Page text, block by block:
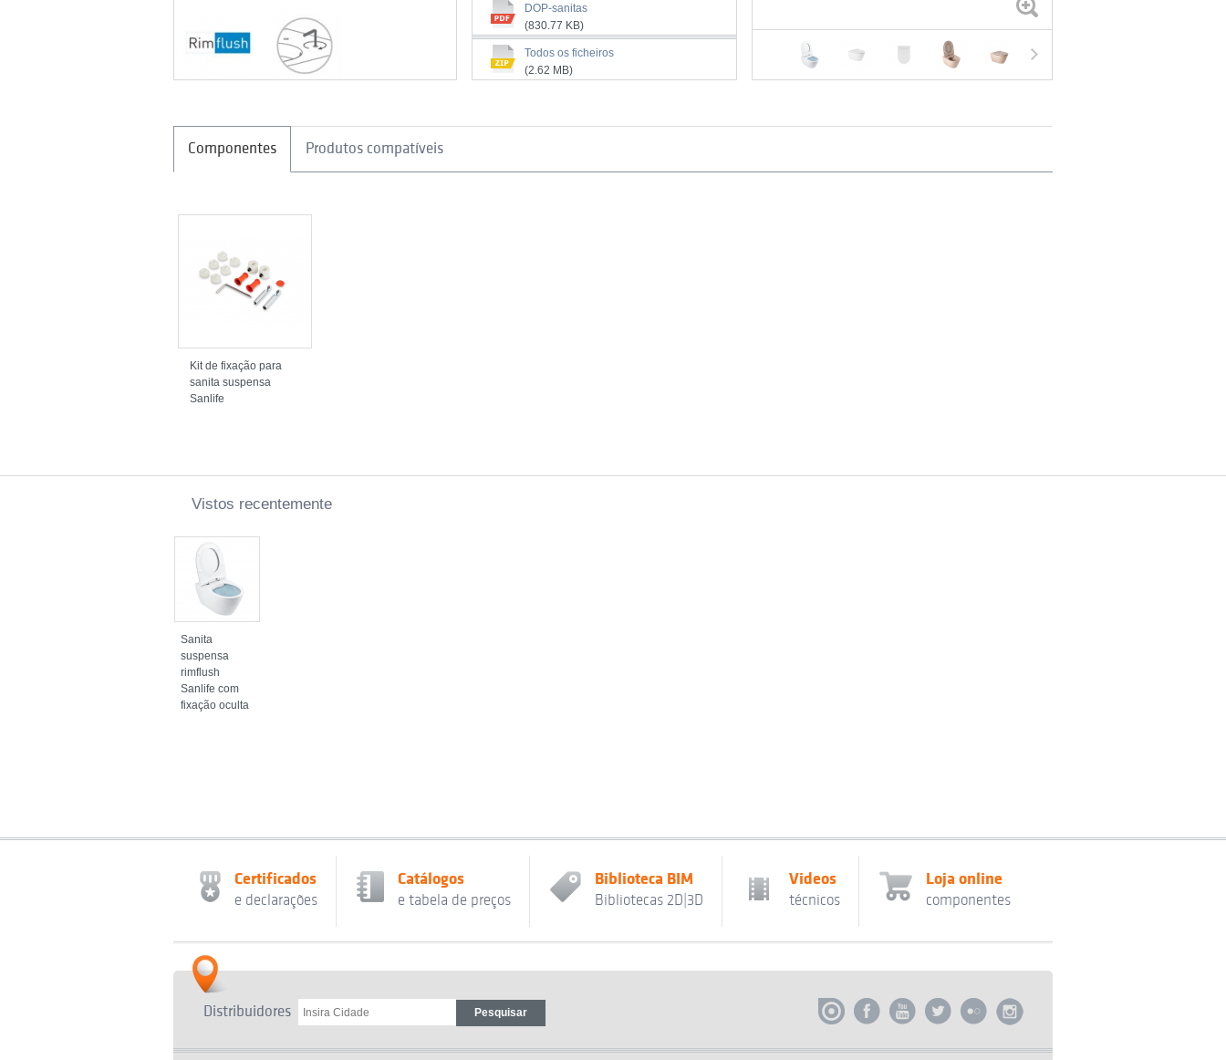
branco mate
D24-Ouro branco mate
DOP-sanitas
(830.77 KB)
Cotas de Instalação
(255.82 KB)
Todos os ficheiros
(2.62 MB)
Componentes Produtos compatíveis
Kit de fixação para
sanita suspensa
Sanlife
Vistos recentemente
Sanita
suspensa
rimflush
Sanlife com
fixação oculta
Certificados
e declarações
Catálogos
e tabela de preços
Biblioteca BIM
Bibliotecas 2D|3D
Videos
técnicos
Loja online
componentes
Distribuidores